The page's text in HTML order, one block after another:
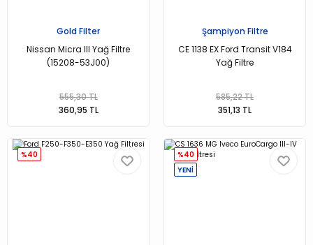
Gold Filter
Nissan Micra III Yağ Filtre
(15208-53J00)
555,30 TL
360,95 TL
Şampiyon Filtre
CE 1138 EX Ford Transit V184
Yağ Filtre
585,22 TL
351,13 TL
%40
%40
YENİ